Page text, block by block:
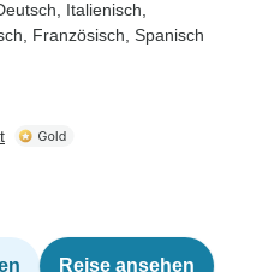
Italienisch,
Französisch, Spanisch
Reise ansehen